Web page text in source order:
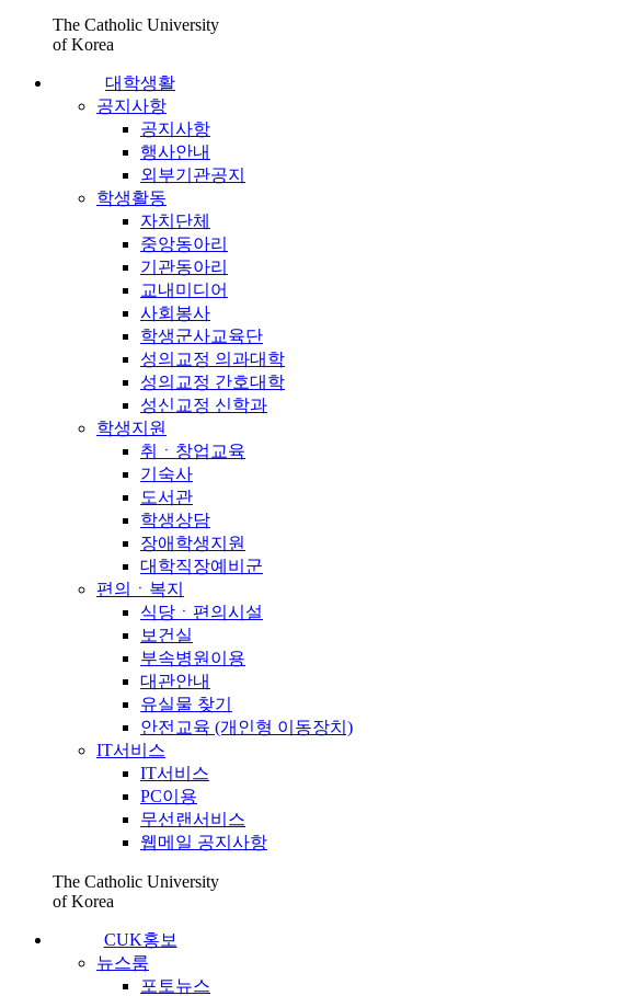
The Catholic University
of Korea
대학생활
공지사항
공지사항
행사안내
외부기관공지
학생활동
자치단체
중앙동아리
기관동아리
교내미디어
사회봉사
학생군사교육단
성의교정 의과대학
성의교정 간호대학
성신교정 신학과
학생지원
취ㆍ창업교육
기숙사
도서관
학생상담
장애학생지원
대학직장예비군
편의ㆍ복지
식당ㆍ편의시설
보건실
부속병원이용
대관안내
유실물 찾기
안전교육 (개인형 이동장치)
IT서비스
IT서비스
PC이용
무선랜서비스
웹메일 공지사항
The Catholic University
of Korea
CUK홍보
뉴스룸
포토뉴스